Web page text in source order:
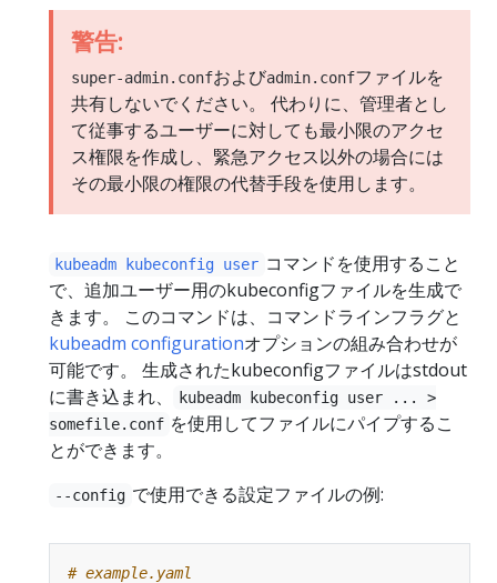
警告:
super-admin.confおよびadmin.confファイルを
共有しないでください。 代わりに、管理者とし
て従事するユーザーに対しても最小限のアクセ
ス権限を作成し、緊急アクセス以外の場合には
その最小限の権限の代替手段を使用します。
kubeadm kubeconfig user コマンドを使用すること
で、追加ユーザー用のkubeconfigファイルを生成で
きます。 このコマンドは、コマンドラインフラグと
kubeadm configurationオプションの組み合わせが
可能です。 生成されたkubeconfigファイルはstdout
に書き込まれ、
kubeadm kubeconfig user ... >
somefile.conf を使用してファイルにパイプするこ
とができます。
--config で使用できる設定ファイルの例:
# example.yaml